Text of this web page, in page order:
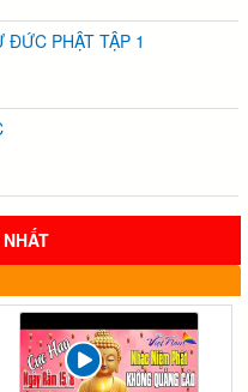
ĐỨC PHẬT TẬP 1